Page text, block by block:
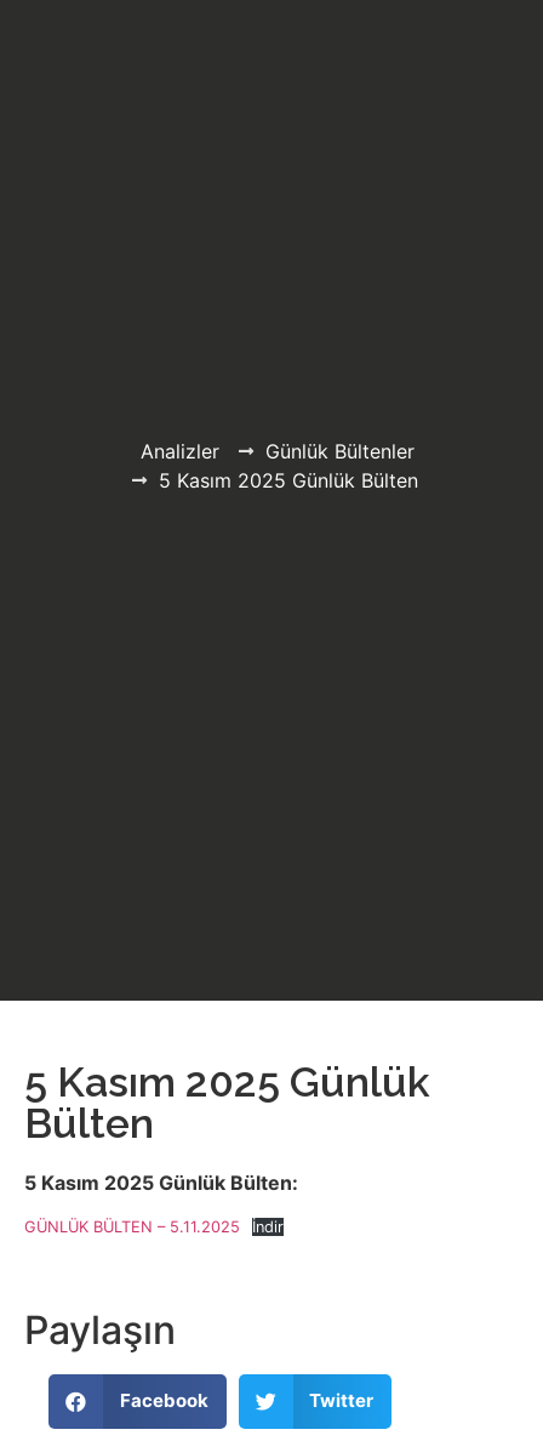
Analizler
Günlük Bültenler
5 Kasım 2025 Günlük Bülten
5 Kasım 2025 Günlük
Bülten
5 Kasım 2025 Günlük Bülten:
GÜNLÜK BÜLTEN – 5.11.2025 İndir
Paylaşın
Facebook Twitter